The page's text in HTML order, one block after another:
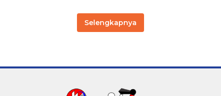
Selengkapnya